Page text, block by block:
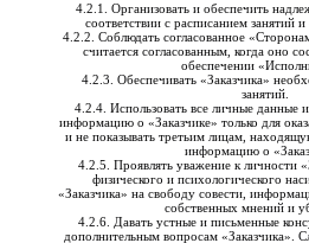
4.2.1. Организовать и обеспечить
соответствии с расписанием занятий
4.2.2. Соблюдать согласованное
считается согласованным, когда оно
обеспечении
4.2.3. Обеспечивать «Заказчика»
занятий.
4.2.4. Использовать все личные данные
информацию о «Заказчике» только для
и не показывать третьим лицам,
информацию о
4.2.5. Проявлять уважение к личности
физического и психологического
«Заказчика» на свободу совести,
собственных мнений и
4.2.6. Давать устные и письменные
дополнительным вопросам «Заказчика».